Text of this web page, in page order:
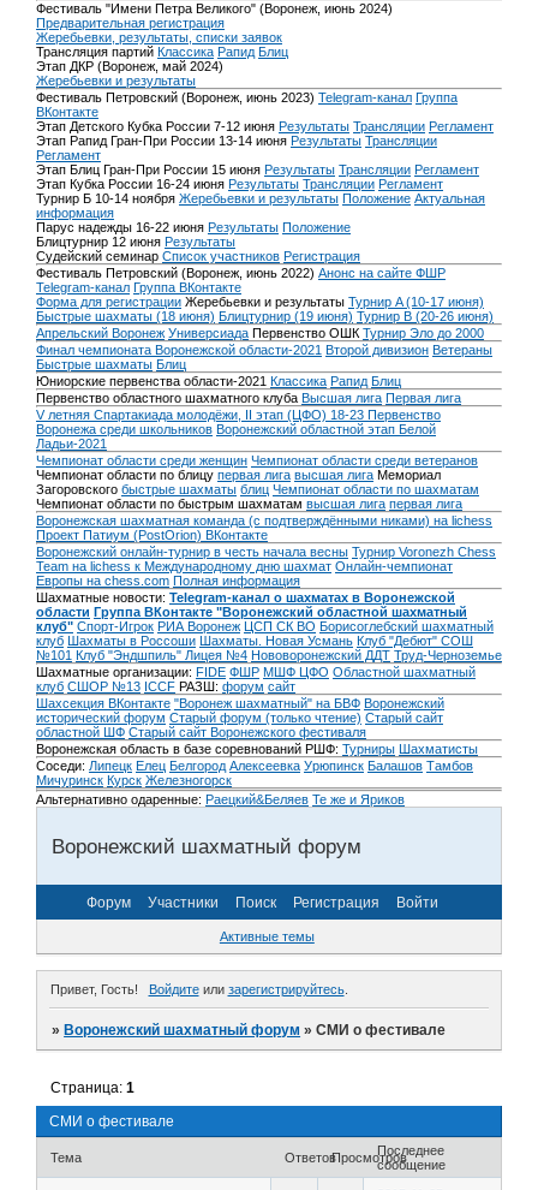
Фестиваль "Имени Петра Великого" (Воронеж, июнь 2024)
Предварительная регистрация
Жеребьевки, результаты, списки заявок
Трансляция партий Классика Рапид Блиц
Этап ДКР (Воронеж, май 2024)
Жеребьевки и результаты
Фестиваль Петровский (Воронеж, июнь 2023) Telegram-канал Группа
ВКонтакте
Этап Детского Кубка России 7-12 июня Результаты Трансляции Регламент
Этап Рапид Гран-При России 13-14 июня Результаты Трансляции
Регламент
Этап Блиц Гран-При России 15 июня Результаты Трансляции Регламент
Этап Кубка России 16-24 июня Результаты Трансляции Регламент
Турнир Б 10-14 ноября Жеребьевки и результаты Положение Актуальная
информация
Парус надежды 16-22 июня Результаты Положение
Блицтурнир 12 июня Результаты
Судейский семинар Список участников Регистрация
Фестиваль Петровский (Воронеж, июнь 2022) Анонс на сайте ФШР
Telegram-канал Группа ВКонтакте
Форма для регистрации Жеребьевки и результаты Турнир A (10-17 июня)
Быстрые шахматы (18 июня) Блицтурнир (19 июня) Турнир B (20-26 июня)
Апрельский Воронеж Универсиада Первенство ОШК Турнир Эло до 2000
Финал чемпионата Воронежской области-2021 Второй дивизион Ветераны
Быстрые шахматы Блиц
Юниорские первенства области-2021 Классика Рапид Блиц
Первенство областного шахматного клуба Высшая лига Первая лига
V летняя Спартакиада молодёжи, II этап (ЦФО) 18-23 Первенство
Воронежа среди школьников Воронежский областной этап Белой
Ладьи-2021
Чемпионат области среди женщин Чемпионат области среди ветеранов
Чемпионат области по блицу первая лига высшая лига Мемориал
Загоровского быстрые шахматы блиц Чемпионат области по шахматам
Чемпионат области по быстрым шахматам высшая лига первая лига
Воронежская шахматная команда (с подтверждёнными никами) на lichess
Проект Патиум (PostOrion) ВКонтакте
Воронежский онлайн-турнир в честь начала весны Турнир Voronezh Chess
Team на lichess к Международному дню шахмат Онлайн-чемпионат
Европы на chess.com Полная информация
Шахматные новости: Telegram-канал о шахматах в Воронежской
области Группа ВКонтакте "Воронежский областной шахматный
клуб" Спорт-Игрок РИА Воронеж ЦСП СК ВО Борисоглебский шахматный
клуб Шахматы в Россоши Шахматы. Новая Усмань Клуб "Дебют" СОШ
№101 Клуб "Эндшпиль" Лицея №4 Нововоронежский ДДТ Труд-Черноземье
Шахматные организации: FIDE ФШР МШФ ЦФО Областной шахматный
клуб СШОР №13 ICCF РАЗШ: форум сайт
Шахсекция ВКонтакте "Воронеж шахматный" на БВФ Воронежский
исторический форум Cтарый форум (только чтение) Старый сайт
областной ШФ Старый сайт Воронежского фестиваля
Воронежская область в базе соревнований РШФ: Турниры Шахматисты
Соседи: Липецк Елец Белгород Алексеевка Урюпинск Балашов Тамбов
Мичуринск Курск Железногорск
Альтернативно одаренные: Раецкий&Беляев Те же и Яриков
Воронежский шахматный форум
Форум Участники Поиск Регистрация Войти
Активные темы
Привет, Гость! Войдитеили зарегистрируйтесь.
»Воронежский шахматный форум »СМИ о фестивале
СМИ о фестивале
Страница:1
Тема ОтветовПросмотровПоследнее
сообщение